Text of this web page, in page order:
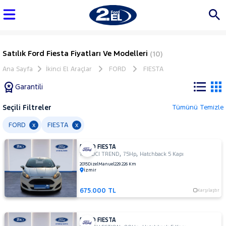
Satılık Ford Fiesta Fiyatları Ve Modelleri (10)
Ana Sayfa İkinci El Araçlar FORD FIESTA
Garantili
Tüm
Araçlar
AUDI
BMC
BMW
BYD
Seçili Filtreler Tümünü Temizle
FORD x FIESTA x
FORD FIESTA
1.5 TDCI TREND,75Hp, Hatchback 5 Kapı
2015DizelManuel229.226 Km
İzmir
675.000 TL Karşılaştır
FORD FIESTA